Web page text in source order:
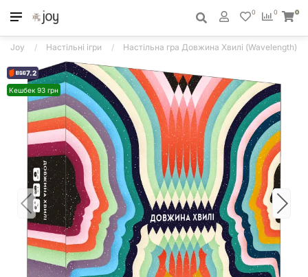
0
0 0
Joy Настільні ігри Настільна гра Довжина Хвилі (Wavelength)
7.2
Кешбек 93 грн